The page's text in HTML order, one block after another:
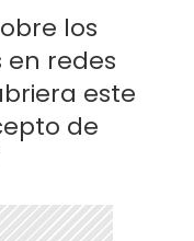
los
redes
este
de